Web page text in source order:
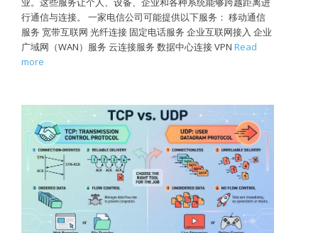
行通信与连接。 一家电信公司可能提供以下服务： 移动通信
服务 宽带互联网 光纤连接 固定电话服务 企业互联网接入 企业
广域网（WAN）服务 云连接服务 数据中心连接 VPN Read
more